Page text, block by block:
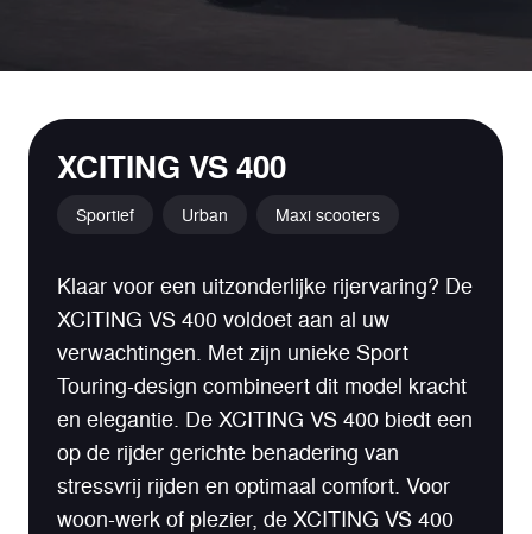
XCITING VS 400
Sportief Urban Maxi scooters
Klaar voor een uitzonderlijke rijervaring? De
XCITING VS 400 voldoet aan al uw
verwachtingen. Met zijn unieke Sport
Touring-design combineert dit model kracht
en elegantie. De XCITING VS 400 biedt een
op de rijder gerichte benadering van
stressvrij rijden en optimaal comfort. Voor
woon-werk of plezier, de XCITING VS 400